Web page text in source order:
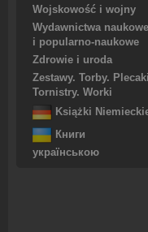
Wojskowość i wojny
Wydawnictwa naukowe
i popularno-naukowe
Zdrowie i uroda
Zestawy. Torby.
Tornistry. Worki
Książki
Книги
українською